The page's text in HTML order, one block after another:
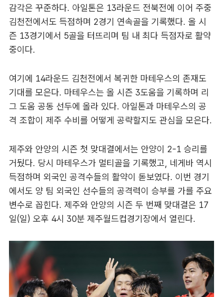
감각은 꾸준하다. 아일톤은 13라운드 전북전에 이어 주중
김천전에서도 득점하며 2경기 연속골을 기록했다. 올 시
즌 13경기에서 5골을 터뜨리며 팀 내 최다 득점자로 활약
중이다.
여기에 14라운드 김천전에서 복귀한 마테우스의 존재도
기대를 모은다. 마테우스는 올 시즌 3도움을 기록하며 리
그 도움 공동 선두에 올라 있다. 아일톤과 마테우스의 공
격 조합이 제주 수비를 어떻게 공략할지도 관심을 모은다.
제주와 안양의 시즌 첫 맞대결에서는 안양이 2-1 승리를
거뒀다. 당시 마테우스가 멀티골을 기록했고, 네게바 역시
득점하며 외국인 공격수들의 활약이 돋보였다. 이번 경기
에서도 양 팀 외국인 선수들의 공격력이 승부를 가를 주요
변수로 꼽힌다. 제주와 안양의 시즌 두 번째 맞대결은 17
일(일) 오후 4시 30분 제주월드컵경기장에서 열린다.